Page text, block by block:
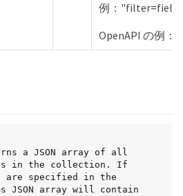
例：
OpenAPI の例：
a JSON array of all
in the collection. If
specified in the
JSON array will contain